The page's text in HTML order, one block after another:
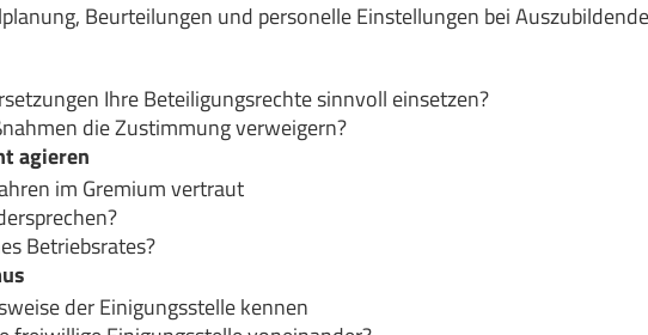
Beurteilungen und personelle Einstellungen bei
Ihre Beteiligungsrechte sinnvoll einsetzen?
die Zustimmung verweigern?
agieren
im Gremium vertraut
Betriebsrates?
der Einigungsstelle kennen